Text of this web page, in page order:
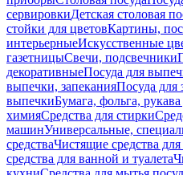
сервировкиДетская столовая
стойки для цветовКартины,
интерьерныеИскусственные
газетницыСвечи, подсвечники
декоративныеПосуда для
выпечки, запеканияПосуда для
выпечкиБумага, фольга,
химияСредства для стирки
машинУниверсальные,
средстваЧистящие средства для
средства для ванной и туалета